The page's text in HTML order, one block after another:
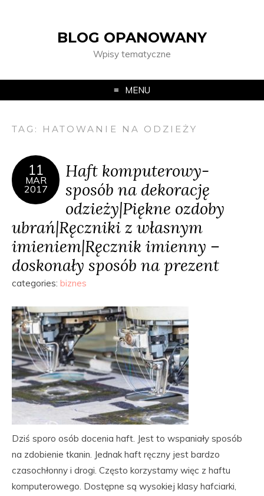
BLOG OPANOWANY
Wpisy tematyczne
MENU
TAG: HATOWANIE NA ODZIEŻY
11
MAR
2017
Haft komputerowy-
sposób na dekorację
odzieży|Piękne ozdoby
ubrań|Ręczniki z własnym
imieniem|Ręcznik imienny –
doskonały sposób na prezent
categories: biznes
Dziś sporo osób docenia haft. Jest to wspaniały sposób
na zdobienie tkanin. Jednak haft ręczny jest bardzo
czasochłonny i drogi. Często korzystamy więc z haftu
komputerowego. Dostępne są wysokiej klasy hafciarki,